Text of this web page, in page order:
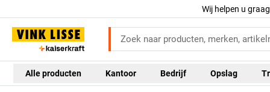
Wij helpen u
Alle producten Kantoor Bedrijf Opslag